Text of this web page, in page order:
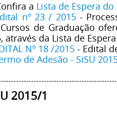
a Lista de Espera do
nº 23 / 2015-
de Graduação
através da Lista de
Nº 18 /2015 - Edital
de Adesão - SiSU
2015/1